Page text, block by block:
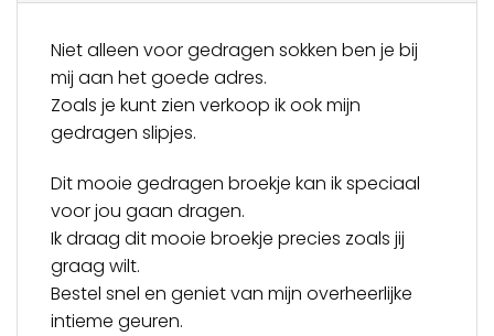
Niet alleen voor gedragen sokken ben je bij
mij aan het goede adres.
Zoals je kunt zien verkoop ik ook mijn
gedragen slipjes.
Dit mooie gedragen broekje kan ik speciaal
voor jou gaan dragen.
Ik draag dit mooie broekje precies zoals jij
graag wilt.
Bestel snel en geniet van mijn overheerlijke
intieme geuren.